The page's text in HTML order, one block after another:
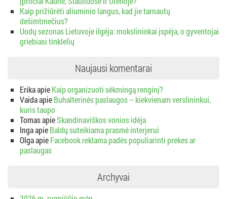
Kaip prižiūrėti aliuminio langus, kad jie tarnautų
dešimtmečius?
Uodų sezonas Lietuvoje ilgėja: mokslininkai įspėja, o gyventojai
griebiasi tinklelių
Naujausi komentarai
ErikaapieKaip organizuoti sėkmingą renginį?
VaidaapieBuhalterinės paslaugos – kiekvienam verslininkui,
kuris taupo
TomasapieSkandinaviškos vonios idėja
IngaapieBaldų suteikiama prasmė interjerui
OlgaapieFacebook reklama padės populiarinti prekes ar
paslaugas
Archyvai